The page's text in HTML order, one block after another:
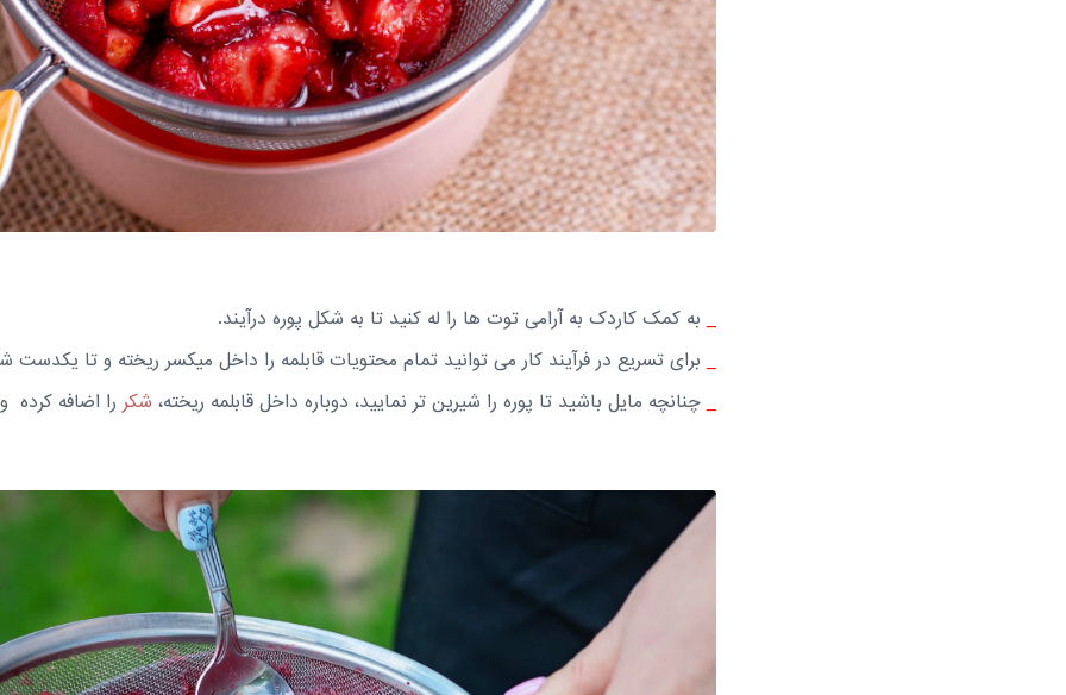
_به کمک کاردک به آرامی توت ها را له کنید تا به شکل پوره درآیند.
_برای تسریع در فرآیند کار می توانید تمام محتویات قابلمه را داخل میکسر ریخته و تا یکدست
_چنانچه مایل باشید تا پوره را شیرین تر نمایید، دوباره داخل قابلمه ریخته، شکررا اضافه کرده و 5 دقیقه بجوشانید.